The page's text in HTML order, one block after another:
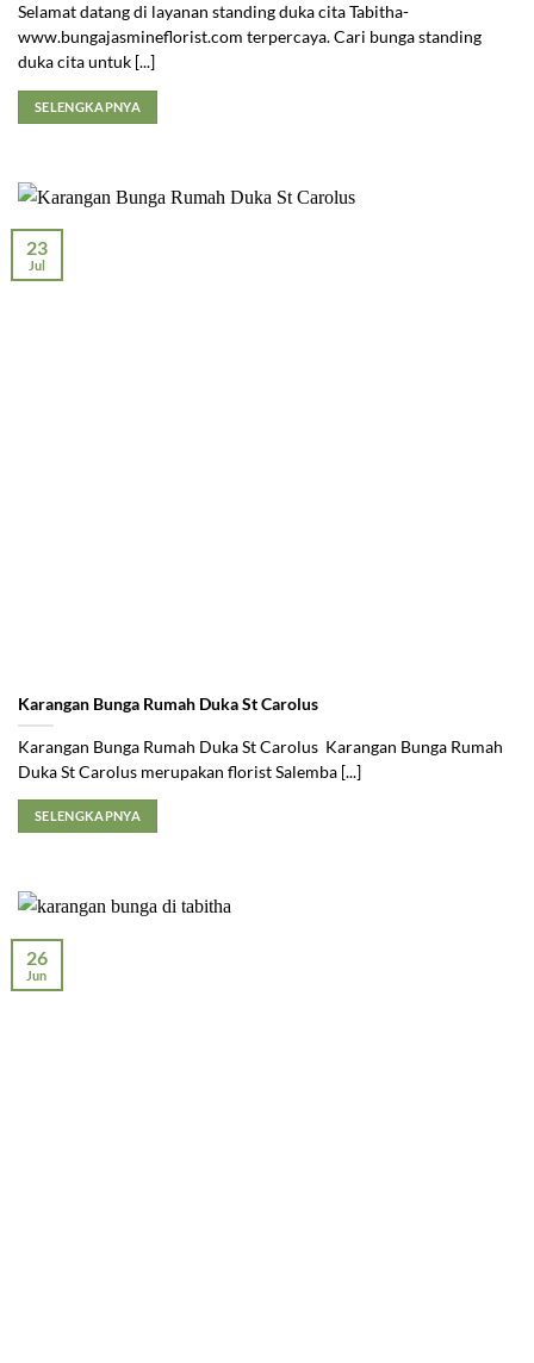
Selamat datang di layanan standing duka cita Tabitha-
www.bungajasmineflorist.com terpercaya. Cari bunga standing
duka cita untuk [...]
SELENGKAPNYA
Karangan Bunga Rumah Duka St Carolus
Karangan Bunga Rumah Duka St Carolus Karangan Bunga Rumah
Duka St Carolus merupakan florist Salemba [...]
SELENGKAPNYA
23
Jul
26
Jun